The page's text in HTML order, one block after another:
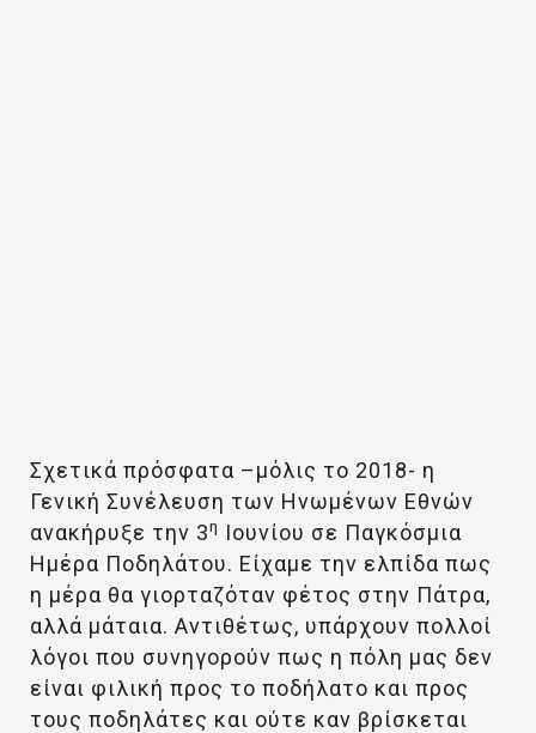
Σχετικά πρόσφατα –μόλις το 2018- η
Γενική Συνέλευση των Ηνωμένων Εθνών
ανακήρυξε την 3η Ιουνίου σε Παγκόσμια
Ημέρα Ποδηλάτου. Είχαμε την ελπίδα πως
η μέρα θα γιορταζόταν φέτος στην Πάτρα,
αλλά μάταια. Αντιθέτως, υπάρχουν πολλοί
λόγοι που συνηγορούν πως η πόλη μας δεν
είναι φιλική προς το ποδήλατο και προς
τους ποδηλάτες και ούτε καν βρίσκεται